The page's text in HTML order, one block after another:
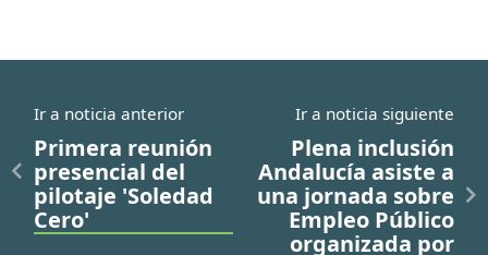
Ir a noticia anterior
Primera reunión
presencial del
pilotaje 'Soledad
Cero'
Ir a noticia siguiente
Plena inclusión
Andalucía asiste a
una jornada sobre
Empleo Público
organizada por